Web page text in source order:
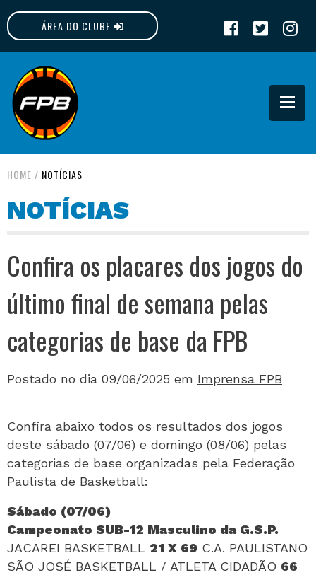
ÁREA DO CLUBE
FPB
HOME / NOTÍCIAS
NOTÍCIAS
Confira os placares dos jogos do
último final de semana pelas
categorias de base da FPB
Postado no dia 09/06/2025 em Imprensa FPB
Confira abaixo todos os resultados dos jogos
deste sábado (07/06) e domingo (08/06) pelas
categorias de base organizadas pela Federação
Paulista de Basketball:
Sábado (07/06)
Campeonato SUB-12 Masculino da G.S.P.
JACAREI BASKETBALL 21 X 69 C.A. PAULISTANO
SÃO JOSÉ BASKETBALL / ATLETA CIDADÃO 66